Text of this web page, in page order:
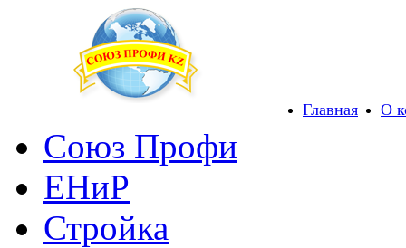
Главная О
Союз Профи
ЕНиР
Стройка